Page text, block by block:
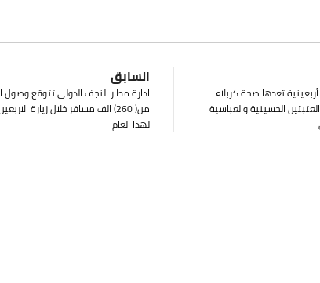
السابق
ادارة مطار النجف الدولي تتوقع وصول
من( 260) الف مسافر خلال زيارة
لهذا العام
تعدها صحة كربلاء
الحسينية والعباسية